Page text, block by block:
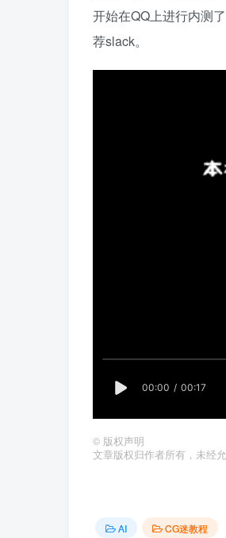
开始在QQ上进行内测
荐slack。
© 版权声明
文章版权归作者所有，未经允
AI
CG迷教程